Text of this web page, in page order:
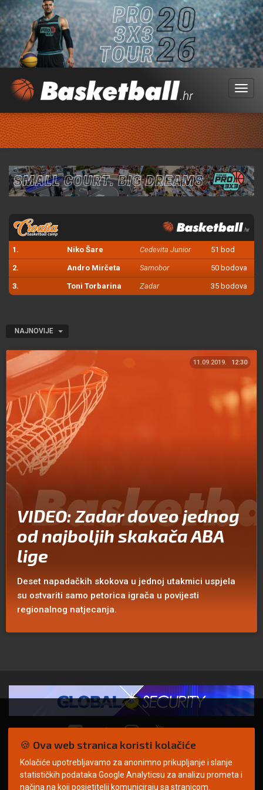
Menu
1. Niko Šare Cedevita Junior 51 bod
2. Andro Mirčeta Samobor 50 bodova
3. Toni Torbarina Zadar 35 bodova
NAJNOVIJE
11.09.2019. 12:30
VIDEO: Zadar doveo jednog
od najboljih skakača ABA
lige
Deset napadačkih skokova u jednoj utakmici uspjela
su ostvariti samo petorica igrača u povijesti
regionalnog natjecanja.
© Copyright 2026. | ARILEO
🍪 Ova web stranica koristi kolačiće
Kolačiće upotrebljavamo za anonimno prikupljanje i slanje
statističkih podataka Google Analyticsu za analizu prometa i
načina na koji posjetitelji komuniciraju sa stranicom.